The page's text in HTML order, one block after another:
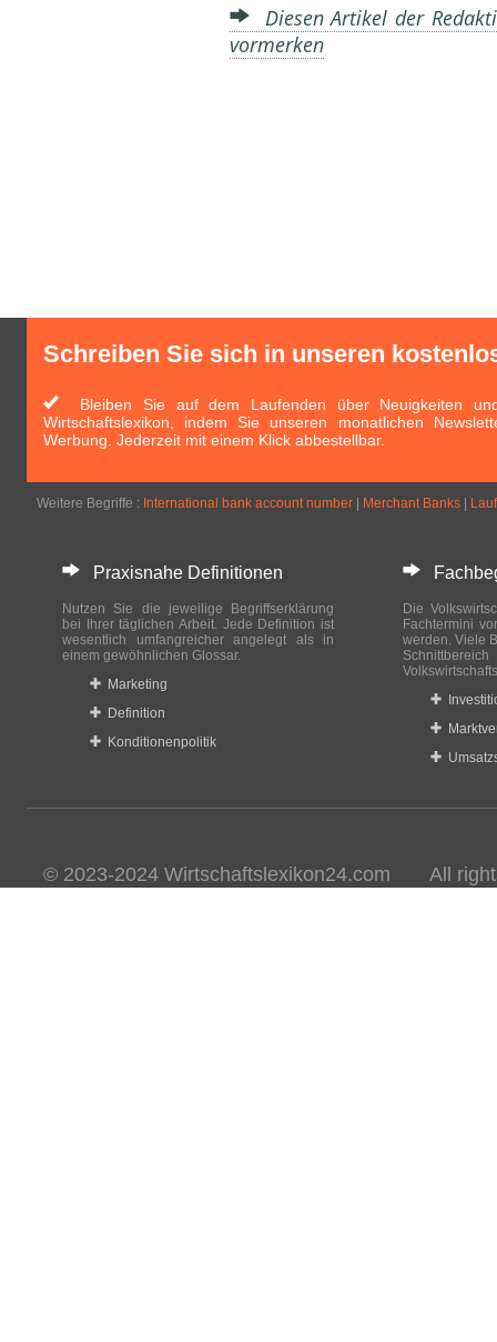
Diesen Artikel der
vormerken
Schreiben Sie sich in unseren
Bleiben Sie auf dem Laufenden über Neuigkeiten
Wirtschaftslexikon, indem Sie unseren monatlichen
Werbung. Jederzeit mit einem Klick abbestellbar.
Weitere Begriffe : International bank account number Merchant Banks
Praxisnahe Definitionen
Nutzen Sie die jeweilige Begriffserklärung
bei Ihrer täglichen Arbeit. Jede Definition ist
wesentlich umfangreicher angelegt als in
einem gewöhnlichen Glossar.
Marketing
Definition
Konditionenpolitik
Die
Fachtermini
werden. Viele
© 2023-2024 Wirtschaftslexikon24.com All